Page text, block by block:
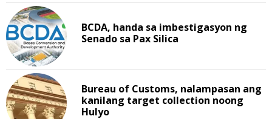
BCDA, handa sa imbestigasyon ng
Senado sa Pax Silica
Bureau of Customs, nalampasan ang
kanilang target collection noong
Hulyo